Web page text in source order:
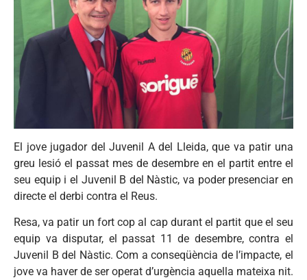
El jove jugador del Juvenil A del Lleida, que va patir una
greu lesió el passat mes de desembre en el partit entre el
seu equip i el Juvenil B del Nàstic, va poder presenciar en
directe el derbi contra el Reus.
Resa, va patir un fort cop al cap durant el partit que el seu
equip va disputar, el passat 11 de desembre, contra el
Juvenil B del Nàstic. Com a conseqüència de l’impacte, el
jove va haver de ser operat d’urgència aquella mateixa nit.